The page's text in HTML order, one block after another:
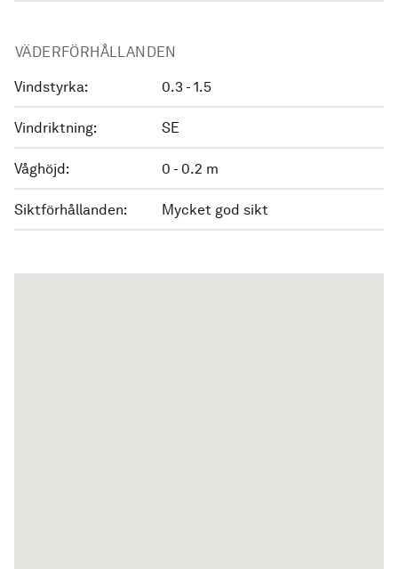
VÄDERFÖRHÅLLANDEN
Vindstyrka: 0.3 - 1.5
Vindriktning: SE
Våghöjd: 0 - 0.2 m
Siktförhållanden: Mycket god sikt